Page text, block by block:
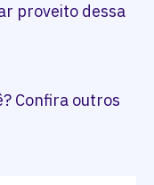
proveito dessa
Confira outros